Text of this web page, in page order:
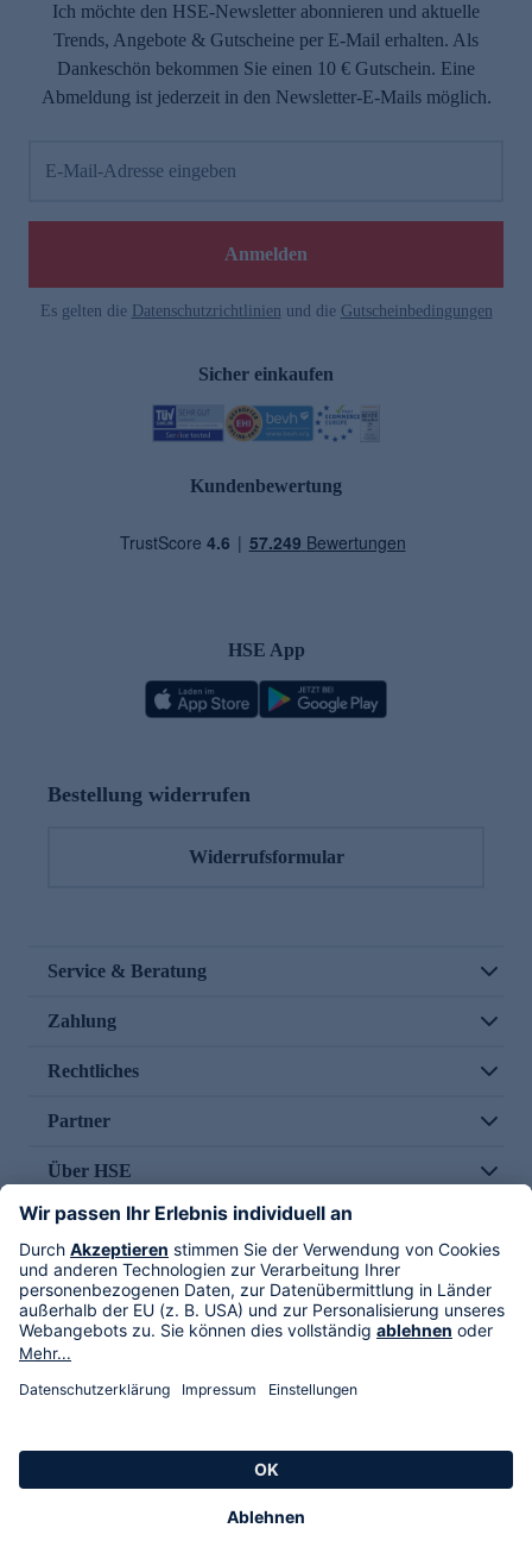
Ich möchte den HSE-Newsletter abonnieren und aktuelle
Trends, Angebote & Gutscheine per E-Mail erhalten. Als
Dankeschön bekommen Sie einen 10 € Gutschein. Eine
Abmeldung ist jederzeit in den Newsletter-E-Mails möglich.
E-Mail-Adresse eingeben
Anmelden
Es gelten die Datenschutzrichtlinien und die Gutscheinbedingungen
Sicher einkaufen
Kundenbewertung
HSE App
Bestellung widerrufen
Widerrufsformular
Service & Beratung
Zahlung
Rechtliches
Partner
Über HSE
Im TV
HSE International